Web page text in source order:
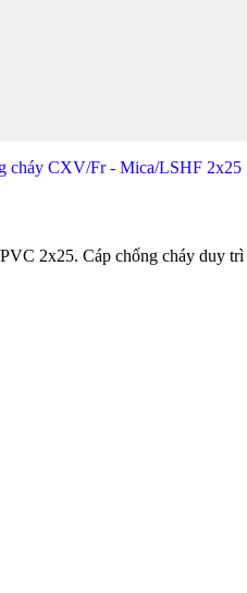
cháy CXV/Fr - Mica/LSHF 2x25
2x25. Cáp chống cháy duy trì